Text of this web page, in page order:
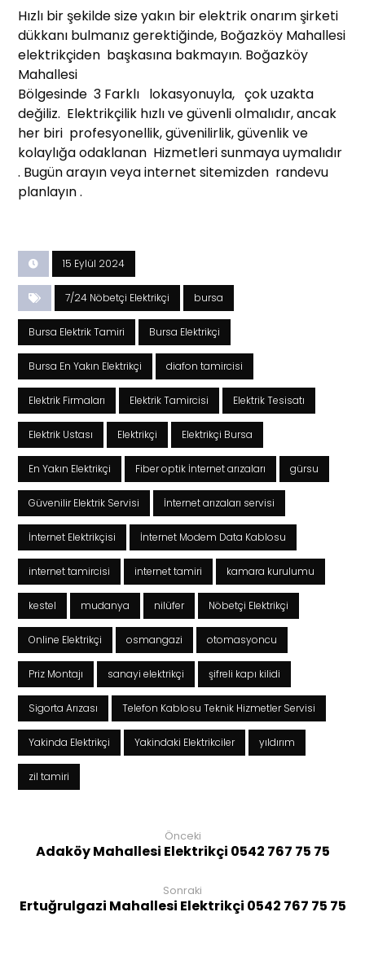
Hızlı bir şekilde size yakın bir elektrik onarım şirketi
dükkanı bulmanız gerektiğinde, Boğazköy Mahallesi
elektrikçiden başkasına bakmayın. Boğazköy
Mahallesi
Bölgesinde 3 Farklı lokasyonuyla, çok uzakta
değiliz. Elektrikçilik hızlı ve güvenli olmalıdır, ancak
her biri profesyonellik, güvenilirlik, güvenlik ve
kolaylığa odaklanan Hizmetleri sunmaya uymalıdır
. Bugün arayın veya internet sitemizden randevu
planlayın .
15 Eylül 2024
7/24 Nöbetçi Elektrikçi bursa
Bursa Elektrik Tamiri Bursa Elektrikçi
Bursa En Yakın Elektrikçi diafon tamircisi
Elektrik Firmaları Elektrik Tamircisi Elektrik Tesisatı
Elektrik Ustası Elektrikçi Elektrikçi Bursa
En Yakın Elektrikçi Fiber optik İnternet arızaları gürsu
Güvenilir Elektrik Servisi İnternet arızaları servisi
İnternet Elektrikçisi İnternet Modem Data Kablosu
internet tamircisi internet tamiri kamara kurulumu
kestel mudanya nilüfer Nöbetçi Elektrikçi
Online Elektrikçi osmangazi otomasyoncu
Priz Montajı sanayi elektrikçi şifreli kapı kilidi
Sigorta Arızası Telefon Kablosu Teknik Hizmetler Servisi
Yakinda Elektrikçi Yakindaki Elektrikciler yıldırım
zil tamiri
Önceki
Adaköy Mahallesi Elektrikçi 0542 767 75 75
Sonraki
Ertuğrulgazi Mahallesi Elektrikçi 0542 767 75 75